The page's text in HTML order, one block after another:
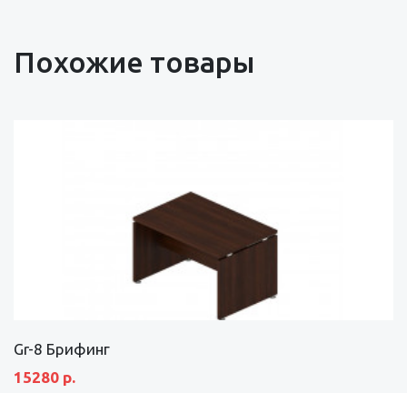
Похожие товары
Gr-8 Брифинг
15280 р.